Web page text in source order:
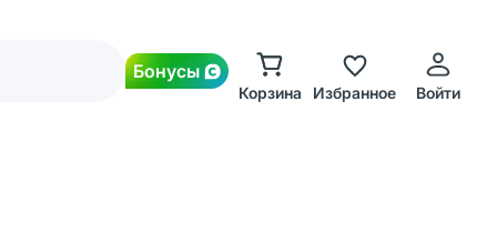
Бонусы
Корзина Избранное Войти